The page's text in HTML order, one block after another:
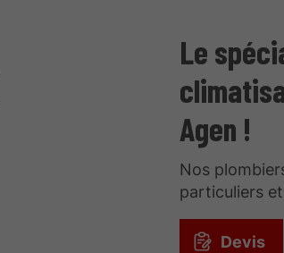
Le
Agen !
Nos
particuliers
Devis